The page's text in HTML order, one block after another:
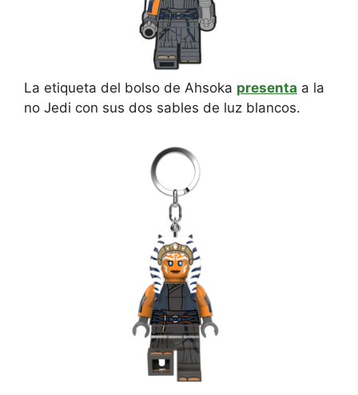
La etiqueta del bolso de Ahsoka presenta a la
no Jedi con sus dos sables de luz blancos.